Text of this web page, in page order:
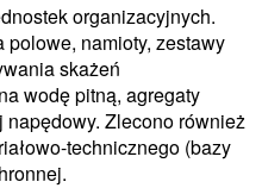
organizacyjnych.
polowe, namioty, zestawy
skażeń
wodę pitną, agregaty
napędowy. Zlecono również
technicznego (bazy